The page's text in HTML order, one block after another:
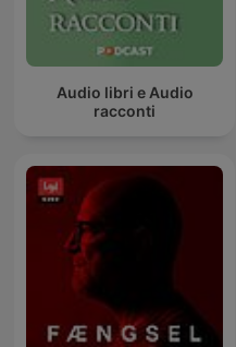
Audio libri e Audio
racconti